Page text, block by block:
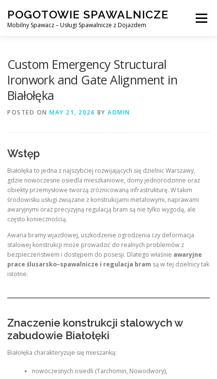
content
POGOTOWIE SPAWALNICZE
Mobilny Spawacz – Usługi Spawalnicze z Dojazdem
Menu
SPAWANIE MIG/MAG (GMAW)
Custom Emergency Structural
Ironwork and Gate Alignment in
Białołęka
POSTED ON MAY 21, 2026 BY ADMIN
Wstęp
Białołęka to jedna z najszybciej rozwijających się dzielnic Warszawy,
gdzie nowoczesne osiedla mieszkaniowe, domy jednorodzinne oraz
obiekty przemysłowe tworzą zróżnicowaną infrastrukturę. W takim
środowisku usługi związane z konstrukcjami metalowymi, naprawami
awaryjnymi oraz precyzyjną regulacją bram są nie tylko wygodą, ale
często koniecznością.
Awaria bramy wjazdowej, uszkodzenie ogrodzenia czy deformacja
stalowej konstrukcji może prowadzić do realnych problemów z
bezpieczeństwem i dostępem do posesji. Dlatego właśnie awaryjne
prace ślusarsko–spawalnicze i regulacja bram są w tej dzielnicy tak
istotne.
Znaczenie konstrukcji stalowych w
zabudowie Białołęki
Białołęka charakteryzuje się mieszanką:
nowoczesnych osiedli (Tarchomin, Nowodwory),